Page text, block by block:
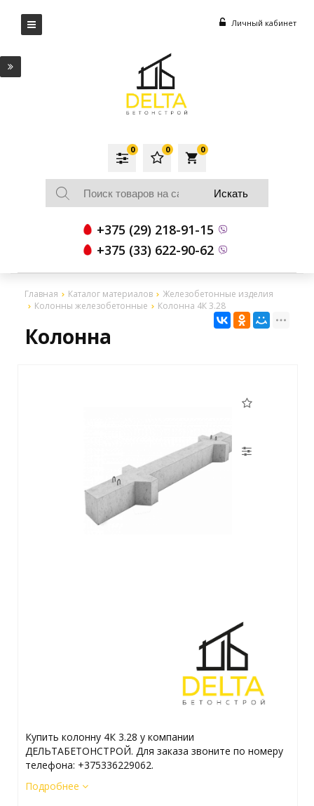
Личный кабинет
local_grocery_store
0
0
0
+375 (29) 218-91-15
+375 (33) 622-90-62
Главная Каталог материалов
Железобетонные изделия
Колонны железобетонные
Колонна 4К 3.28
Колонна
Купить колонну 4К 3.28 у компании
ДЕЛЬТАБЕТОНСТРОЙ. Для заказа звоните по номеру
телефона: +375336229062.
Подробнее